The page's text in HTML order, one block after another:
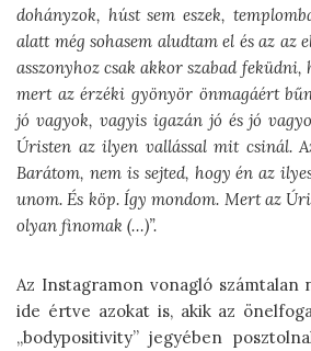
dohányzok, húst sem eszek,
alatt még sohasem aludtam el és az az
asszonyhoz csak akkor szabad
mert az érzéki gyönyör önmagáért
jó vagyok, vagyis igazán jó és jó
Úristen az ilyen vallással mit csinál.
Barátom, nem is sejted, hogy én az
unom. És köp. Így mondom. Mert az
olyan finomak (…)”.
Az Instagramon vonagló számtalan
ide értve azokat is, akik az
„bodypositivity” jegyében